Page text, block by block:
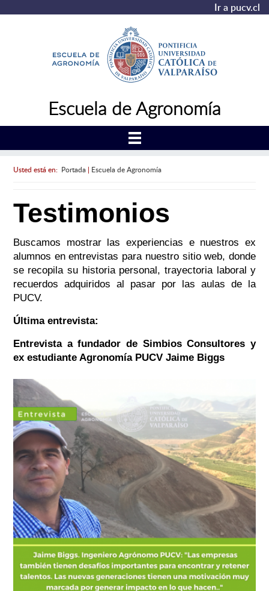
Ir a pucv.cl
Escuela de Agronomía
Usted está en: Portada| Escuela de Agronomía
Testimonios
Buscamos mostrar las experiencias e nuestros ex
alumnos en entrevistas para nuestro sitio web, donde
se recopila su historia personal, trayectoria laboral y
recuerdos adquiridos al pasar por las aulas de la
PUCV.
Última entrevista:
Entrevista a fundador de Simbios Consultores y
ex estudiante Agronomía PUCV Jaime Biggs